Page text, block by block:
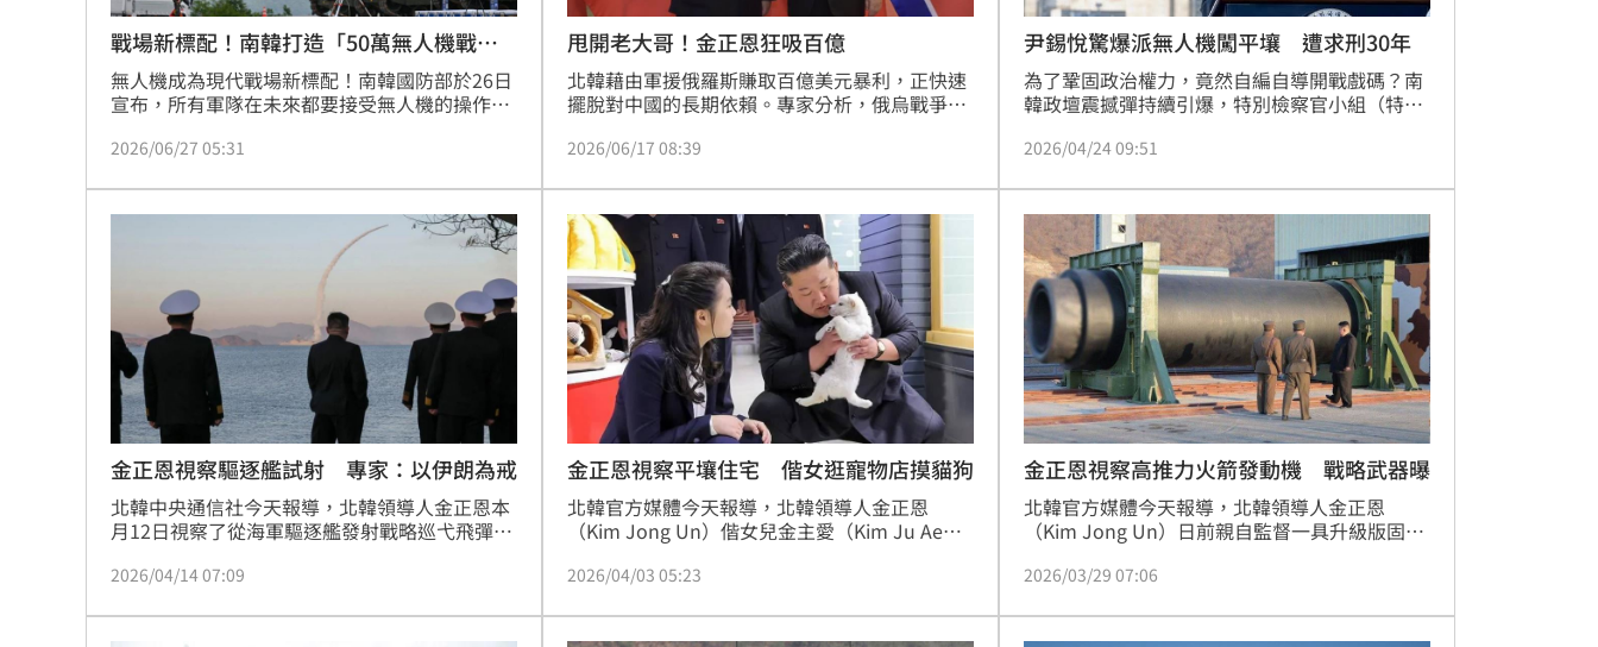
台灣彩券開獎直播中 20:31
LIVE三立+24小時直播 15:27
三立iNEWS新聞台線上直播
台彩父親節推新刮刮樂千萬頭獎超「爸」氣 12:00
「拍片人的多重宇宙」職涯論壇9/12登場！ 10:30
8國球員齊聚高雄 Formosa 7s掀足球熱潮 10:00
理想混蛋號召粉絲跨海追星吃美食！
戰場新標配！南韓打造「50萬無人機戰
士」
無人機成為現代戰場新標配！南韓國防部於26日
宣布，所有軍隊在未來都要接受無人機的操作訓
是訓練橫跨陸海空三軍50萬人成為「無人機戰
2026/06/27 05:31
甩開老大哥！金正恩狂吸百億
北韓藉由軍援俄羅斯賺取百億美元暴利，正快速
擺脫對中國的長期依賴。專家分析，俄烏戰爭翻
朝關係冷卻，習近平於2026年6月親赴平壤，試
藉俄方先進軍事技術與核武庫，已具備與美、
中、俄大玩兩面手法的談判籌碼，這場外交角力
凸顯中國對北韓控制力正在流失，金正恩已成為
不可忽視的區域強權角色。
2026/06/17 08:39
尹錫悅驚爆派無人機闖平壤 遭求刑30年
為了鞏固政治權力，竟然自編自導開戰戲碼？南
韓政壇震撼彈持續引爆，特別檢察官小組（特
求處 30 年重刑。特檢在調查中揭露令人毛骨悚
由」，竟祕密下令派遣無人機侵擾北韓領空，企
圖透過軍事挑釁激怒平壤當局，製造半島瀕臨戰
爭的假象，藉此將全體國民捲入危險的政治博弈
中。
2026/04/24 09:51
金正恩視察驅逐艦試射 專家：以伊朗為戒
北韓中央通信社今天報導，北韓領導人金正恩本
月12日視察了從海軍驅逐艦發射戰略巡弋飛彈及
方傳達訊息，並反映北韓正以伊朗戰爭為鑑。
2026/04/14 07:09
金正恩視察平壤住宅 偕女逛寵物店摸貓狗
北韓官方媒體今天報導，北韓領導人金正恩
（Kim Jong Un）偕女兒金主愛（Kim Ju Ae）
2026/04/03 05:23
金正恩視察高推力火箭發動機 戰略武器曝
北韓官方媒體今天報導，北韓領導人金正恩
（Kim Jong Un）日前親自監督一具升級版固體
武器的最新跡象。
2026/03/29 07:06